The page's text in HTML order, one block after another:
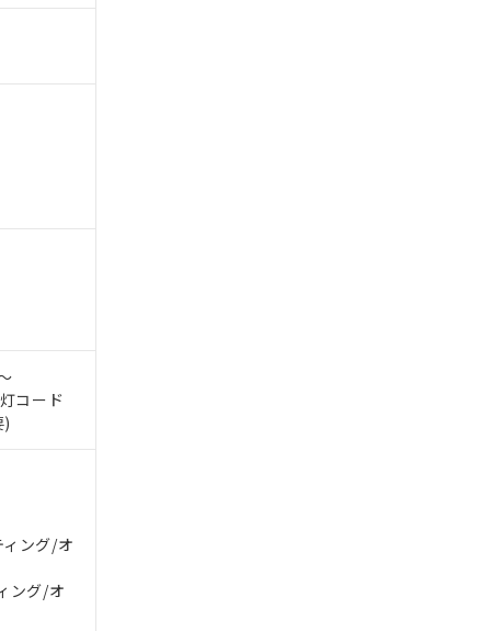
コード
ング/オ
ング/オ
供させていただ
了承ください。
き作成されるも
をご了承くださ
です。
ありません。
です。
1000ppm以下、
下、フタル酸ジブチ
) : 1000ppm、
貨物等」とい
可)を取得する
要な手段を講じ